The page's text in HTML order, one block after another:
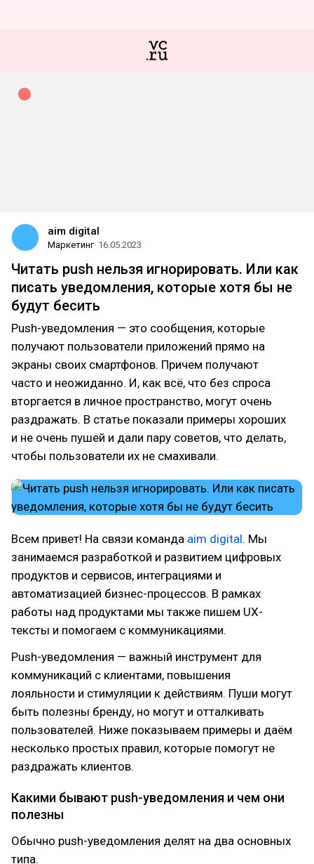
aim digital
Маркетинг 16.05.2023
Читать push нельзя игнорировать. Или как
писать уведомления, которые хотя бы не
будут бесить
Push-уведомления — это сообщения, которые
получают пользователи приложений прямо на
экраны своих смартфонов. Причем получают
часто и неожиданно. И, как всё, что без спроса
вторгается в личное пространство, могут очень
раздражать. В статье показали примеры хороших
и не очень пушей и дали пару советов, что делать,
чтобы пользователи их не смахивали.
Всем привет! На связи команда aim digital. Мы
занимаемся разработкой и развитием цифровых
продуктов и сервисов, интеграциями и
автоматизацией бизнес-процессов. В рамках
работы над продуктами мы также пишем UX-
тексты и помогаем с коммуникациями.
Push-уведомления — важный инструмент для
коммуникаций с клиентами, повышения
лояльности и стимуляции к действиям. Пуши могут
быть полезны бренду, но могут и отталкивать
пользователей. Ниже показываем примеры и даём
несколько простых правил, которые помогут не
раздражать клиентов.
Какими бывают push-уведомления и чем они
полезны
Обычно push-уведомления делят на два основных
типа.